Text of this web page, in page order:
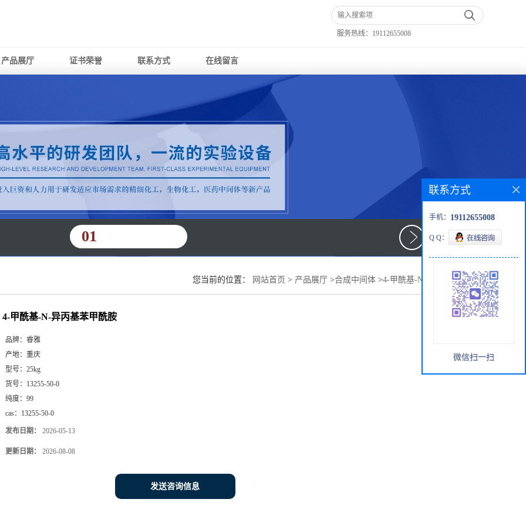
服务热线： 19112655008
产品展厅 证书荣誉 联系方式 在线留言
01
您当前的位置： 网站首页 > 产品展厅 >合成中间体 >4-甲酰基-N-异丙基苯甲酰胺
4-甲酰基-N-异丙基苯甲酰胺
品牌： 睿雅
产地： 重庆
型号： 25kg
货号： 13255-50-0
纯度： 99
cas： 13255-50-0
发布日期： 2026-05-13
更新日期： 2026-08-08
发送咨询信息
联系方式
手机： 19112655008
Q Q：
微信扫一扫